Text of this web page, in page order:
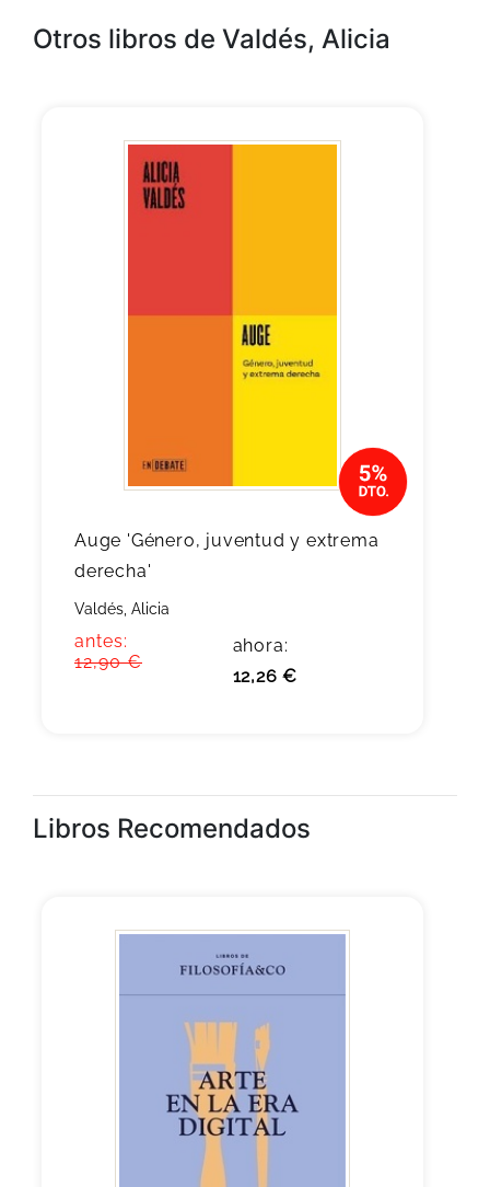
Otros libros de Valdés, Alicia
Auge 'Género, juventud y extrema
derecha'
Valdés, Alicia
antes:
12,90 €
ahora:
12,26 €
Libros Recomendados